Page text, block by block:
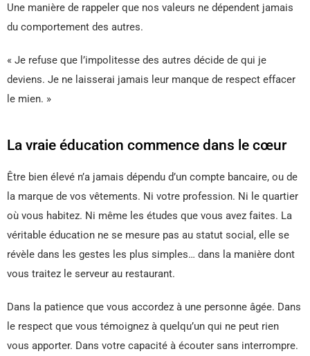
Une manière de rappeler que nos valeurs ne dépendent jamais
du comportement des autres.
« Je refuse que l’impolitesse des autres décide de qui je
deviens. Je ne laisserai jamais leur manque de respect effacer
le mien. »
La vraie éducation commence dans le cœur
Être bien élevé n’a jamais dépendu d’un compte bancaire, ou de
la marque de vos vêtements. Ni votre profession. Ni le quartier
où vous habitez. Ni même les études que vous avez faites. La
véritable éducation ne se mesure pas au statut social, elle se
révèle dans les gestes les plus simples… dans la manière dont
vous traitez le serveur au restaurant.
Dans la patience que vous accordez à une personne âgée. Dans
le respect que vous témoignez à quelqu’un qui ne peut rien
vous apporter. Dans votre capacité à écouter sans interrompre.